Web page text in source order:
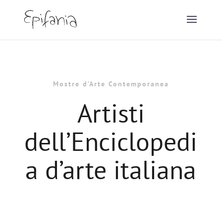
Mostre d’Arte Contemporanea
Artisti
dell’Enciclopedi
a d’arte italiana